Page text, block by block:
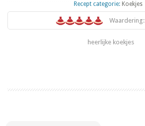
Recept categorie: Koekjes
Waardering:
heerlijke koekjes